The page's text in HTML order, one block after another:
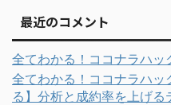
最近のコメント
全てわかる！ココナラハッ
全てわかる！ココナラハッ
る】分析と成約率を上げ